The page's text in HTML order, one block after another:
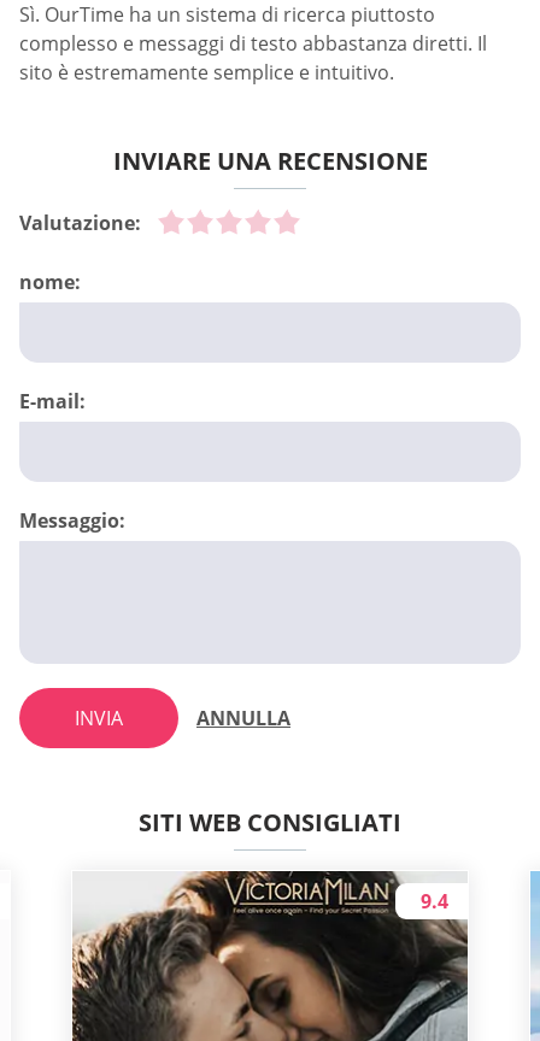
Sì. OurTime ha un sistema di ricerca piuttosto
complesso e messaggi di testo abbastanza diretti. Il
sito è estremamente semplice e intuitivo.
INVIARE UNA RECENSIONE
Valutazione:
nome:
E-mail:
Messaggio:
INVIA ANNULLA
SITI WEB CONSIGLIATI
9.4